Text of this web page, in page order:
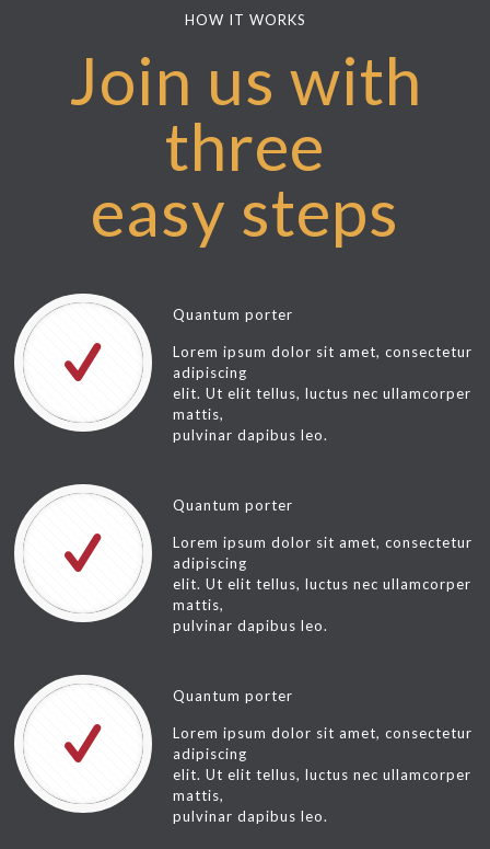
HOW IT WORKS
Join us with
three
easy steps
Quantum porter
Lorem ipsum dolor sit amet, consectetur
adipiscing
elit. Ut elit tellus, luctus nec ullamcorper
mattis,
pulvinar dapibus leo.
Quantum porter
Lorem ipsum dolor sit amet, consectetur
adipiscing
elit. Ut elit tellus, luctus nec ullamcorper
mattis,
pulvinar dapibus leo.
Quantum porter
Lorem ipsum dolor sit amet, consectetur
adipiscing
elit. Ut elit tellus, luctus nec ullamcorper
mattis,
pulvinar dapibus leo.